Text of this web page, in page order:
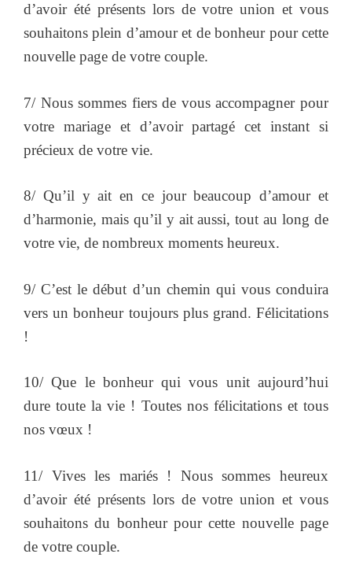
d’avoir été présents lors de votre union et vous
souhaitons plein d’amour et de bonheur pour cette
nouvelle page de votre couple.
7/ Nous sommes fiers de vous accompagner pour
votre mariage et d’avoir partagé cet instant si
précieux de votre vie.
8/ Qu’il y ait en ce jour beaucoup d’amour et
d’harmonie, mais qu’il y ait aussi, tout au long de
votre vie, de nombreux moments heureux.
9/ C’est le début d’un chemin qui vous conduira
vers un bonheur toujours plus grand. Félicitations
!
10/ Que le bonheur qui vous unit aujourd’hui
dure toute la vie ! Toutes nos félicitations et tous
nos vœux !
11/ Vives les mariés ! Nous sommes heureux
d’avoir été présents lors de votre union et vous
souhaitons du bonheur pour cette nouvelle page
de votre couple.